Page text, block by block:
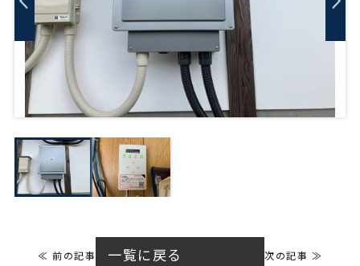
≪ 前の記事 一覧に戻る 次の記事 ≫